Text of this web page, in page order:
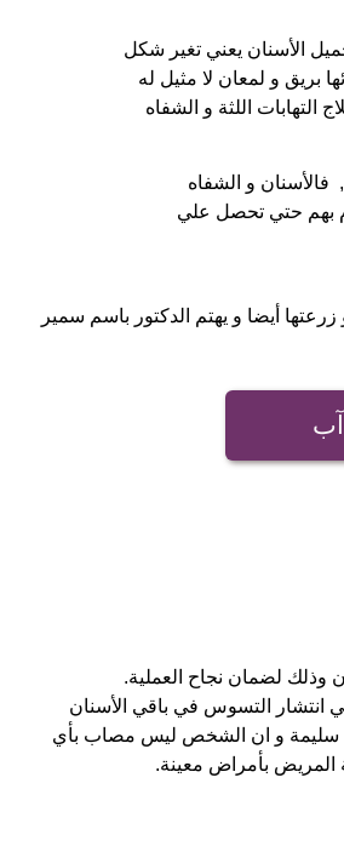
الأسنان يعني تغير شكل
بريق و لمعان لا مثيل له
اللثة و الشفاه
فالأسنان و الشفاه
بهم حتي تحصل علي
أيضا و يهتم الدكتور باسم سمير
وذلك لضمان نجاح العملية.
انتشار التسوس في باقي الأسنان
سليمة و ان الشخص ليس مصاب بأي
المريض بأمراض معينة.